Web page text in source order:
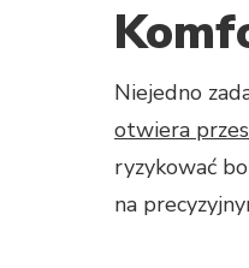
Niejedno
otwiera
ryzykować
na